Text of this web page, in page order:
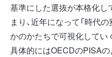
基準にした選抜が本格化し
まり、近年になって「時代
かのかたちで可視化してい
具体的にはOECDのPISA